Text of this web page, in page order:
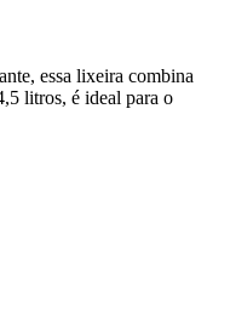
essa lixeira combina
litros, é ideal para o